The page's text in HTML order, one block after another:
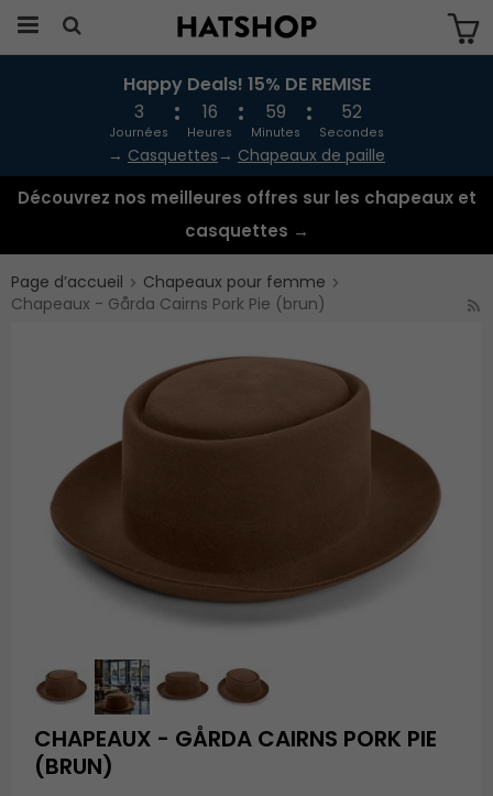
Produkten har blivit tillagd i varukorgen
Happy Deals! 15% DE REMISE
3
Journées
16
Heures
59
Minutes
51
Secondes
→ Casquettes → Chapeaux de paille
Découvrez nos meilleures offres sur les chapeaux et
casquettes →
Page d’accueil
Chapeaux pour femme
Chapeaux - Gårda Cairns Pork Pie (brun)
CHAPEAUX - GÅRDA CAIRNS PORK PIE
(BRUN)